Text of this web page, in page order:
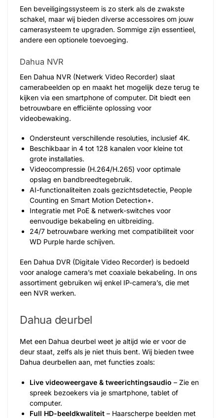
Een beveiligingssysteem is zo sterk als de zwakste
schakel, maar wij bieden diverse accessoires om jouw
camerasysteem te upgraden. Sommige zijn essentieel,
andere een optionele toevoeging.
Dahua NVR
Een Dahua NVR (Netwerk Video Recorder) slaat
camerabeelden op en maakt het mogelijk deze terug te
kijken via een smartphone of computer. Dit biedt een
betrouwbare en efficiënte oplossing voor
videobewaking.
Ondersteunt verschillende resoluties, inclusief 4K.
Beschikbaar in 4 tot 128 kanalen voor kleine tot
grote installaties.
Videocompressie (H.264/H.265) voor optimale
opslag en bandbreedtegebruik.
AI-functionaliteiten zoals gezichtsdetectie, People
Counting en Smart Motion Detection+.
Integratie met PoE & netwerk-switches voor
eenvoudige bekabeling en uitbreiding.
24/7 betrouwbare werking met compatibiliteit voor
WD Purple harde schijven.
Een Dahua DVR (Digitale Video Recorder) is bedoeld
voor analoge camera’s met coaxiale bekabeling. In ons
assortiment gebruiken wij enkel IP-camera’s, die met
een NVR werken.
Dahua deurbel
Met een Dahua deurbel weet je altijd wie er voor de
deur staat, zelfs als je niet thuis bent. Wij bieden twee
Dahua deurbellen aan, met functies zoals:
Live videoweergave & tweerichtingsaudio – Zie en
spreek bezoekers via je smartphone, tablet of
computer.
Full HD-beeldkwaliteit – Haarscherpe beelden met